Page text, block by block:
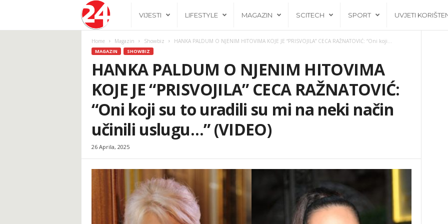
b
a
VIJESTI LIFESTYLE MAGAZIN SCITECH SPORT UVJETI
Home Magazin Showbiz HANKA PALDUM O NJENIM HITOVIMA KOJE JE “PRISVOJILA” CECA RAŽNATOVIĆ: “Oni koji...
MAGAZIN SHOWBIZ
HANKA PALDUM O NJENIM HITOVIMA
KOJE JE “PRISVOJILA” CECA RAŽNATOVIĆ:
“Oni koji su to uradili su mi na neki način
učinili uslugu…” (VIDEO)
26 Aprila, 2025